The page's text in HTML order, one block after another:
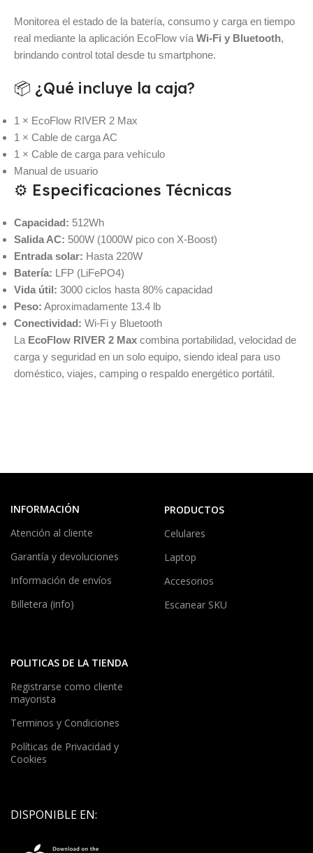
Monitorea el estado de la batería, consumo y carga en tiempo
real mediante la aplicación EcoFlow vía Wi-Fi y Bluetooth,
brindando control total desde tu smartphone.
📦 ¿Qué incluye la caja?
1 × EcoFlow RIVER 2 Max
1 × Cable de carga AC
1 × Cable de carga para vehículo
Manual de usuario
⚙️ Especificaciones Técnicas
Capacidad: 512Wh
Salida AC: 500W (1000W pico con X-Boost)
Entrada solar: Hasta 220W
Batería: LFP (LiFePO4)
Vida útil: 3000 ciclos hasta 80% capacidad
Peso: Aproximadamente 13.4 lb
Conectividad: Wi-Fi y Bluetooth
La EcoFlow RIVER 2 Max combina portabilidad, velocidad de
carga y seguridad en un solo equipo, siendo ideal para uso
doméstico, viajes, camping o respaldo energético portátil.
INFORMACIÓN
Atención al cliente
Garantía y devoluciones
Información de envíos
Billetera (info)
PRODUCTOS
Celulares
Laptop
Accesorios
Escanear SKU
POLITICAS DE LA TIENDA
Registrarse como cliente
mayorista
Terminos y Condiciones
Políticas de Privacidad y
Cookies
DISPONIBLE EN: